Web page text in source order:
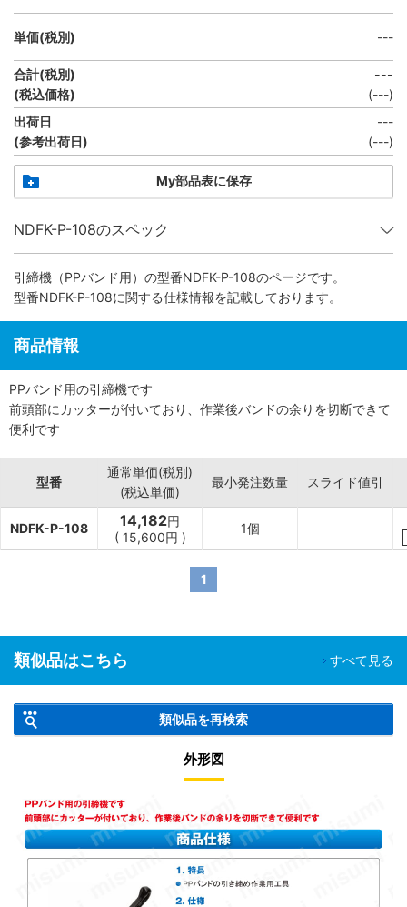
単価(税別) ---
合計(税別)
(税込価格)
---
(---)
出荷日
(参考出荷日)
---
(---)
My部品表に保存
NDFK-P-108のスペック
引締機（PPバンド用） の型番NDFK-P-108のページです。
型番NDFK-P-108に関する仕様情報を記載しております。
商品情報
PPバンド用の引締機です
前頭部にカッターが付いており、作業後バンドの余りを切断できて
便利です
型番
通常単価(税別)
(税込単価)
最小発注数量 スライド値引
NDFK-P-108 14,182円
( 15,600円 )
1個
1
類似品はこちら すべて見る
類似品を再検索
外形図